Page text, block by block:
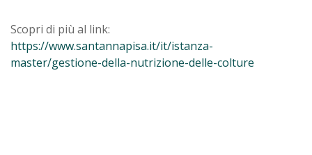
Scopri di più al link:
https://www.santannapisa.it/it/istanza-
master/gestione-della-nutrizione-delle-colture